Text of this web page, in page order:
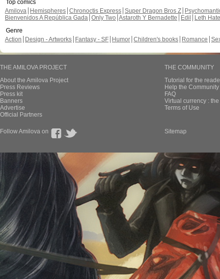
Top comics
Amilova
Hemispheres Chronoctis Express Super Dragon Bros Z
Bienvenidos A República Gada Only Two Astaroth Y Bernadette Edil
Leth Hate
Genre
Action
Design - Artworks Fantasy - SF Humor Children's books Romance
THE AMILOVA PROJECT
About the Amilova Project
Press Reviews
Press kit
Banners
Advertise
Official Partners
THE COMMUNITY
Tutorial for the
Help the
FAQ
Virtual currency :
Terms of Use
Follow Amilova on Sitemap